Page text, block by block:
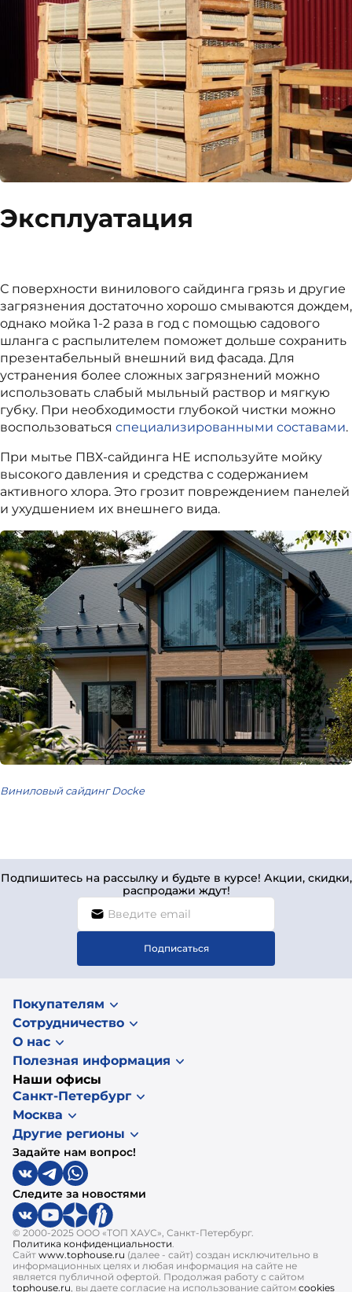
Эксплуатация
С поверхности винилового сайдинга грязь и другие
загрязнения достаточно хорошо смываются дождем,
однако мойка 1-2 раза в год с помощью садового
шланга с распылителем поможет дольше сохранить
презентабельный внешний вид фасада. Для
устранения более сложных загрязнений можно
использовать слабый мыльный раствор и мягкую
губку. При необходимости глубокой чистки можно
воспользоваться специализированными составами.
При мытье ПВХ-сайдинга НЕ используйте мойку
высокого давления и средства с содержанием
активного хлора. Это грозит повреждением панелей
и ухудшением их внешнего вида.
Виниловый сайдинг Docke
Подпишитесь на рассылку и будьте в курсе! Акции, скидки,
распродажи ждут!
Подписаться
Покупателям
Сотрудничество
О нас
Полезная информация
Наши офисы
Санкт-Петербург
Москва
Другие регионы
Задайте нам вопрос!
Следите за новостями
© 2000-2025 ООО «ТОП ХАУС», Санкт-Петербург.
Политика конфиденциальности
Сайт www.tophouse.ru (далее - сайт) создан исключительно в
информационных целях и любая информация на сайте не
является публичной офертой. Продолжая работу с сайтом
tophouse.ru , вы даете согласие на использование сайтом cookies